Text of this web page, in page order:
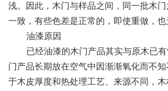
浅。因此，木门与样品之间，同一批木
一致，有些色差是正常的，即使重做，也
油漆原因
已经油漆的木门产品其实与原木已
门产品长期放在空气中因渐渐氧化而不
于木皮厚度和热处理工艺、来源不同，